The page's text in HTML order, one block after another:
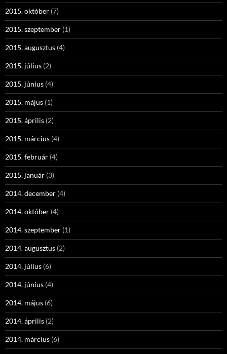
2015. október (7)
2015. szeptember (1)
2015. augusztus (4)
2015. július (2)
2015. június (4)
2015. május (1)
2015. április (2)
2015. március (4)
2015. február (4)
2015. január (3)
2014. december (4)
2014. október (4)
2014. szeptember (1)
2014. augusztus (2)
2014. július (6)
2014. június (4)
2014. május (6)
2014. április (2)
2014. március (6)